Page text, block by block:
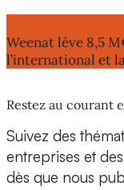
Weenat lève 8,5
l’international et
Restez au courant
Suivez des
entreprises et
dès que nous